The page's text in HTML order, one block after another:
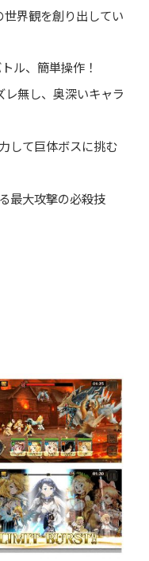
界観を創り出してい
ル、簡単操作！
無し、奥深いキャラ
して巨体ボスに挑む
最大攻撃の必殺技